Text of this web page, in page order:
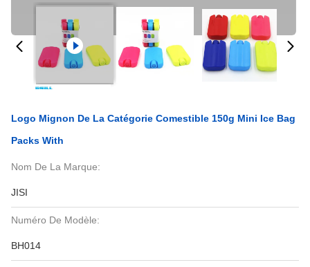
Logo Mignon De La Catégorie Comestible 150g Mini Ice Bag
Packs With
Nom De La Marque:
JISI
Numéro De Modèle:
BH014